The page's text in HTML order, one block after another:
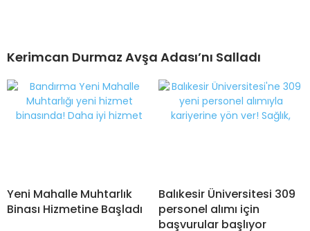
Kerimcan Durmaz Avşa Adası’nı Salladı
Yeni Mahalle Muhtarlık
Binası Hizmetine Başladı
Balıkesir Üniversitesi 309
personel alımı için
başvurular başlıyor